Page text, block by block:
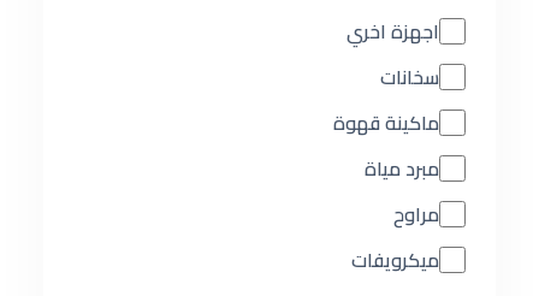
اجهزة اخري
سخانات
ماكينة قهوة
مبرد مياة
مراوح
ميكرويفات